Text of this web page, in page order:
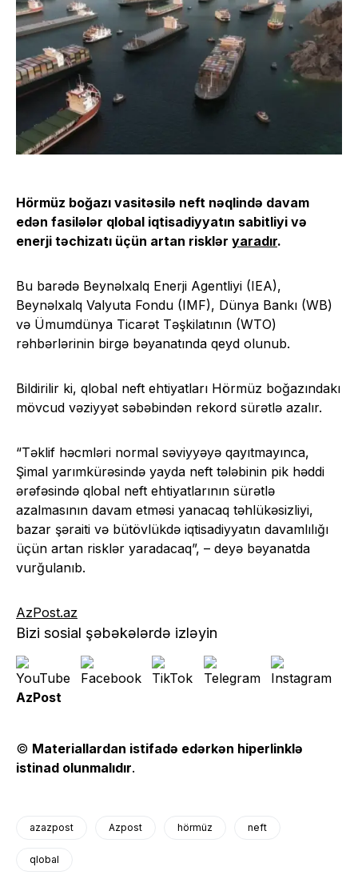
Hörmüz boğazı vasitəsilə neft nəqlində davam
edən fasilələr qlobal iqtisadiyyatın sabitliyi və
enerji təchizatı üçün artan risklər yaradır.
Bu barədə Beynəlxalq Enerji Agentliyi (IEA),
Beynəlxalq Valyuta Fondu (IMF), Dünya Bankı (WB)
və Ümumdünya Ticarət Təşkilatının (WTO)
rəhbərlərinin birgə bəyanatında qeyd olunub.
Bildirilir ki, qlobal neft ehtiyatları Hörmüz boğazındakı
mövcud vəziyyət səbəbindən rekord sürətlə azalır.
“Təklif həcmləri normal səviyyəyə qayıtmayınca,
Şimal yarımkürəsində yayda neft tələbinin pik həddi
ərəfəsində qlobal neft ehtiyatlarının sürətlə
azalmasının davam etməsi yanacaq təhlükəsizliyi,
bazar şəraiti və bütövlükdə iqtisadiyyatın davamlılığı
üçün artan risklər yaradacaq”, – deyə bəyanatda
vurğulanıb.
AzPost.az
Bizi sosial şəbəkələrdə izləyin
AzPost
© Materiallardan istifadə edərkən hiperlinklə
istinad olunmalıdır.
azazpost Azpost hörmüz neft
qlobal